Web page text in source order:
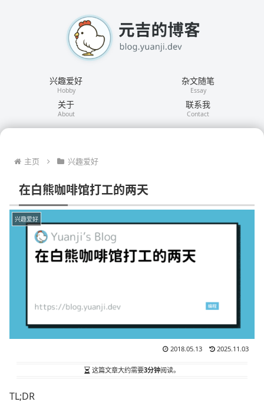
兴趣爱好
Hobby
杂文随笔
Essay
关于
About
联系我
Contact
主页 兴趣爱好
在白熊咖啡馆打工的两天
兴趣爱好
2018.05.13 2025.11.03
这篇文章大约需要3分钟阅读。
TL;DR